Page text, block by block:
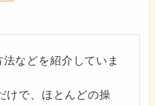
などを紹介していま
けで、ほとんどの操